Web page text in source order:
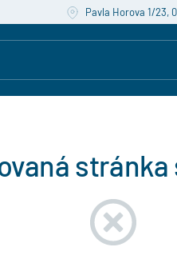
Pavla Horova 1/23,
stránka